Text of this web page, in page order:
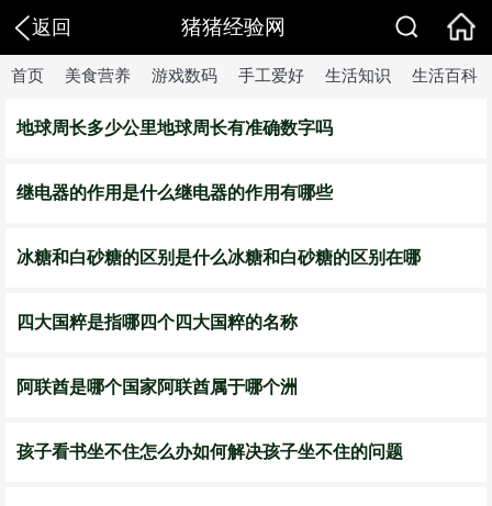
返回 猪猪经验网
首页 美食营养 游戏数码 手工爱好 生活知识 生活百科
地球周长多少公里地球周长有准确数字吗
继电器的作用是什么继电器的作用有哪些
​冰糖和白砂糖的区别是什么冰糖和白砂糖的区别在哪
四大国粹是指哪四个四大国粹的名称
​阿联酋是哪个国家阿联酋属于哪个洲
孩子看书坐不住怎么办如何解决孩子坐不住的问题